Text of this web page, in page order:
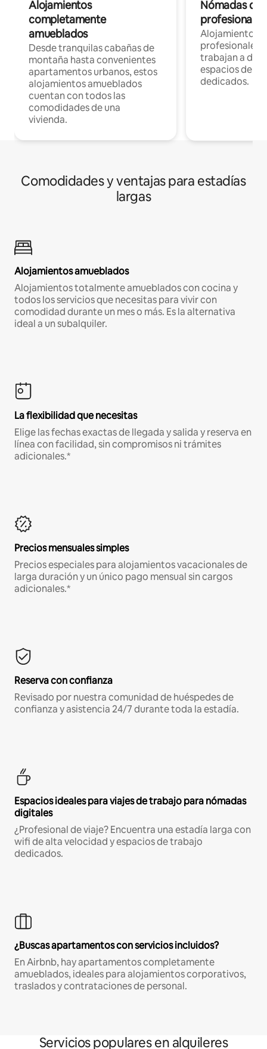
Alojamientos
completamente
amueblados
Desde tranquilas cabañas de
montaña hasta convenientes
apartamentos urbanos, estos
alojamientos amueblados
cuentan con todos las
comodidades de una
vivienda.
Nómadas
Alojamientos
profesionales
trabajan a
espacios de
dedicados.
Comodidades y ventajas para estadías
largas
Alojamientos amueblados
Alojamientos totalmente amueblados con cocina y
todos los servicios que necesitas para vivir con
comodidad durante un mes o más. Es la alternativa
ideal a un subalquiler.
La flexibilidad que necesitas
Elige las fechas exactas de llegada y salida y reserva en
línea con facilidad, sin compromisos ni trámites
adicionales.*
Precios mensuales simples
Precios especiales para alojamientos vacacionales de
larga duración y un único pago mensual sin cargos
adicionales.*
Reserva con confianza
Revisado por nuestra comunidad de huéspedes de
confianza y asistencia 24/7 durante toda la estadía.
Espacios ideales para viajes de trabajo para nómadas
digitales
¿Profesional de viaje? Encuentra una estadía larga con
wifi de alta velocidad y espacios de trabajo
dedicados.
¿Buscas apartamentos con servicios incluidos?
En Airbnb, hay apartamentos completamente
amueblados, ideales para alojamientos corporativos,
traslados y contrataciones de personal.
Servicios populares en alquileres